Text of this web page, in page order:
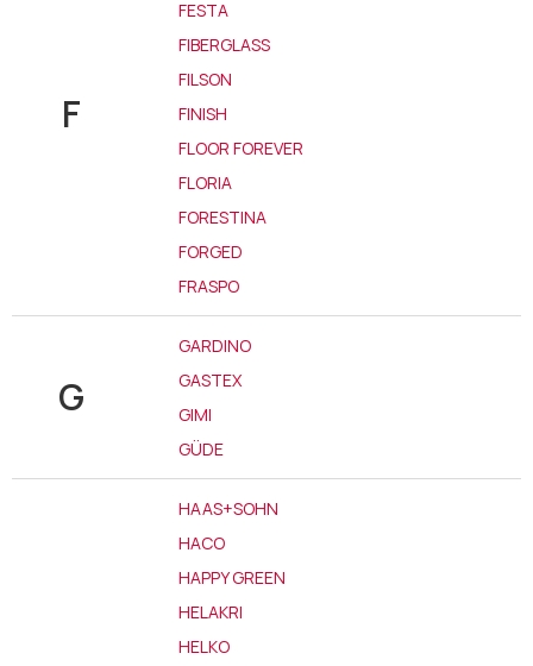
F
FESTA
FIBERGLASS
FILSON
FINISH
FLOOR FOREVER
FLORIA
FORESTINA
FORGED
FRASPO
G
GARDINO
GASTEX
GIMI
GÜDE
HAAS+SOHN
HACO
HAPPY GREEN
HELAKRI
HELKO